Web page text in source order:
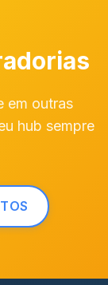
em outras
hub sempre